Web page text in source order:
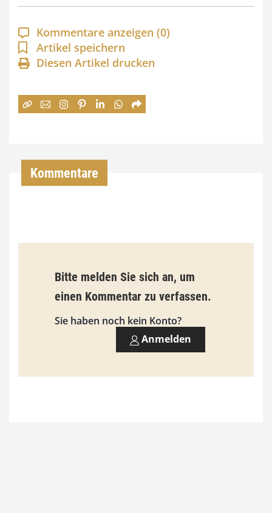
p
a
n
n
:
€
i
s
9
0
Kommentare anzeigen (0)
Artikel speichern
Diesen Artikel drucken
Kommentare
Bitte melden Sie sich an, um
einen Kommentar zu verfassen.
Sie haben noch kein Konto?
Anmelden